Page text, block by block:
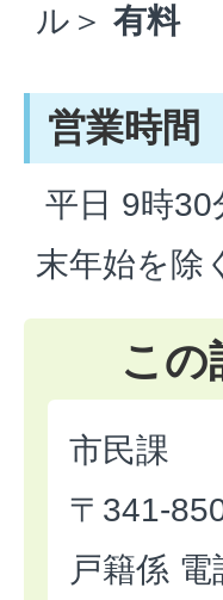
ル＞ 有料
営業時間
平日 9時30
末年始を除
この
市民課
〒341-
戸籍係